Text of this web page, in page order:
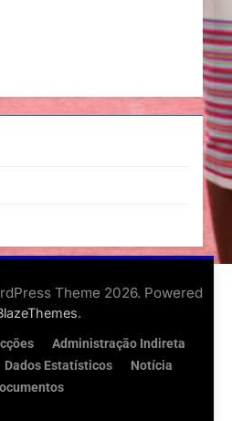
Theme 2026. Powered
.
Administração Indireta
Dados Estatísticos
Notícia